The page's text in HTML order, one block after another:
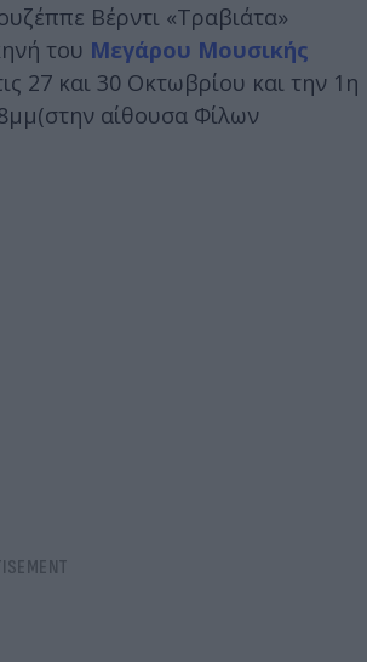
Βέρντι «Τραβιάτα»
του Μεγάρου Μουσικής
27 και 30 Οκτωβρίου και την 1η
αίθουσα Φίλων